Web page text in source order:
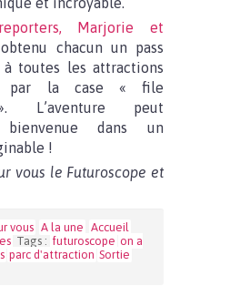
Marjorie et
chacun un pass
à toutes les attractions
par la case « file
L’aventure peut
bienvenue dans un
!
vous le Futuroscope et
vous A la une Accueil
Tags : futuroscope on a
parc d'attraction Sortie